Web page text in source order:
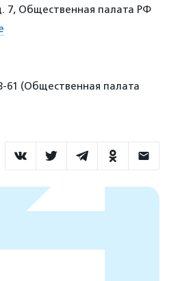
7, Общественная палата РФ
61 (Общественная палата